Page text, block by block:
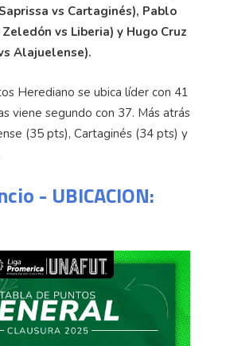
vs Cartaginés), Pablo
vs Liberia) y Hugo Cruz
Alajuelense).
Herediano se ubica líder con 41
viene segundo con 37. Más atrás
(35 pts), Cartaginés (34 pts) y
- UBICACION: